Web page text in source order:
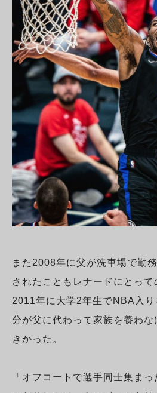
また2008年に父が洗車場で勤
されたこともレナードにとって
2011年に大学2年生でNBA入り
分が父に代わって家族を養わな
きかった。
「オフコートで選手同士集ま